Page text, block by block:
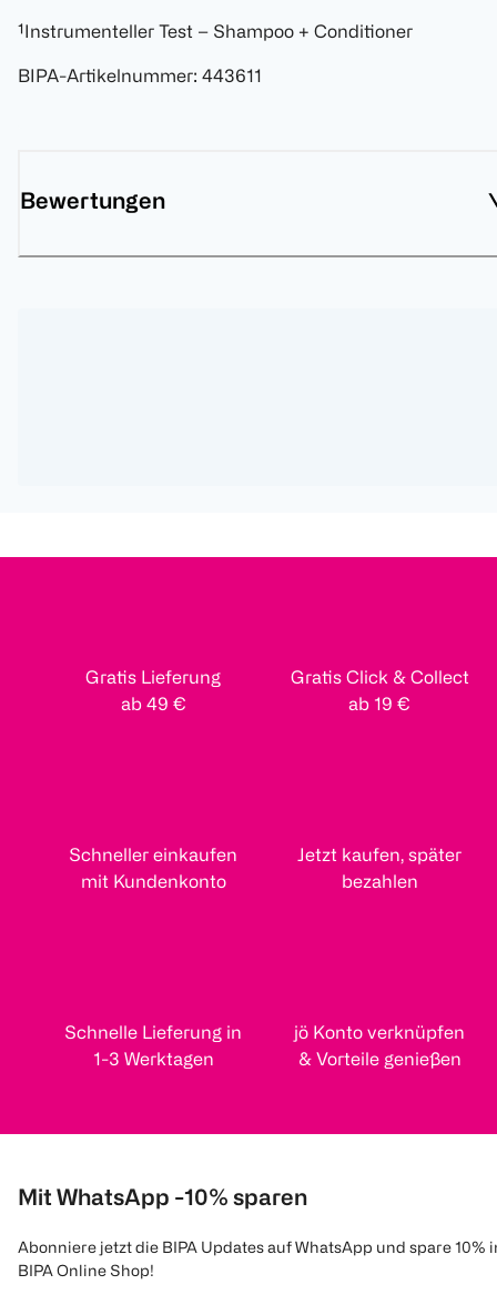
¹Instrumenteller Test – Shampoo + Conditioner
BIPA-Artikelnummer: 443611
Bewertungen
Gratis Lieferung
ab 49 €
Gratis Click & Collect
ab 19 €
Schneller einkaufen
mit Kundenkonto
Jetzt kaufen, später
bezahlen
Schnelle Lieferung in
1-3 Werktagen
jö Konto verknüpfen
& Vorteile genießen
Mit WhatsApp -10% sparen
Abonniere jetzt die BIPA Updates auf WhatsApp und spare 10%
BIPA Online Shop!